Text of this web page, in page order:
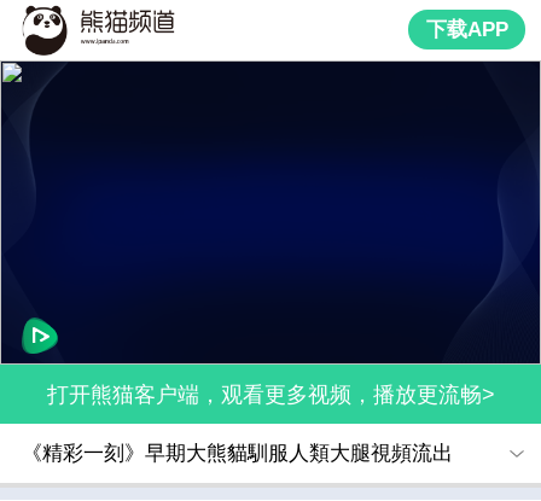
下载APP
打开熊猫客户端，观看更多视频，播放更流畅>
《精彩一刻》早期大熊貓馴服人類大腿視頻流出